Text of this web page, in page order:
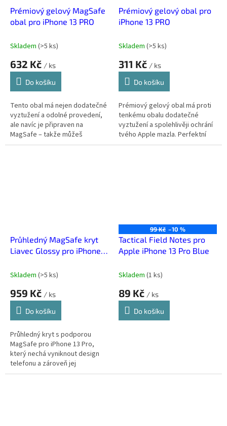
Prémiový gelový MagSafe
obal pro iPhone 13 PRO
Skladem (>5 ks)
632 Kč / ks
Do košíku
Tento obal má nejen dodatečné
vyztužení a odolné provedení,
ale navíc je připraven na
MagSafe – takže můžeš
používat veškeré MagSafe
Prémiový gelový obal pro
iPhone 13 PRO
Skladem (>5 ks)
311 Kč / ks
Do košíku
Prémiový gelový obal má proti
tenkému obalu dodatečné
vyztužení a spolehlivěji ochrání
tvého Apple mazla. Perfektní
poměr ceny a výkonu.
Průhledný MagSafe kryt
Liavec Glossy pro iPhone
Skladem (>5 ks)
959 Kč / ks
Do košíku
Průhledný kryt s podporou
MagSafe pro iPhone 13 Pro,
který nechá vyniknout design
telefonu a zároveň jej
spolehlivě ochrání. Pevná
99 Kč –10 %
Tactical Field Notes pro
Apple iPhone 13 Pro Blue
Skladem (1 ks)
89 Kč / ks
Do košíku